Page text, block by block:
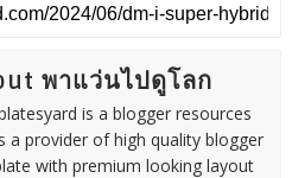
พาแว่นไปดูโลก
is a blogger resources
a provider of high quality blogger
with premium looking layout